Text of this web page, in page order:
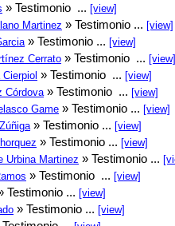
» Testimonio ... [view]
Martinez » Testimonio ... [view]
» Testimonio ... [view]
Cerrato » Testimonio ... [view]
» Testimonio ... [view]
Córdova » Testimonio ... [view]
Game » Testimonio ... [view]
» Testimonio ... [view]
» Testimonio ... [view]
Urbina Martinez » Testimonio ...
» Testimonio ... [view]
Testimonio ... [view]
» Testimonio ... [view]